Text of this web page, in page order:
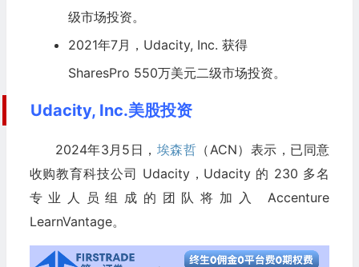
级市场投资。
2021年7月，Udacity, Inc. 获得
SharesPro 550万美元二级市场投资。
Udacity, Inc.美股投资
2024年3月5日， 埃森哲 （ACN）表示，已同意
收购教育科技公司 Udacity，Udacity 的 230 多名
专业人员组成的团队将加入 Accenture
LearnVantage。